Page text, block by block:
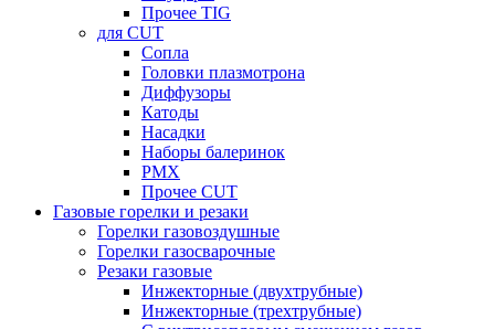
Прочее TIG
для CUT
Сопла
Головки плазмотрона
Диффузоры
Катоды
Насадки
Наборы балеринок
PMX
Прочее CUT
Газовые горелки и резаки
Горелки газовоздушные
Горелки газосварочные
Резаки газовые
Инжекторные (двухтрубные)
Инжекторные (трехтрубные)